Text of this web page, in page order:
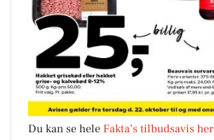
Du kan se hele Fakta’s tilbudsavis her